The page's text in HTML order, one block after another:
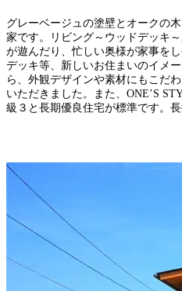
グレーベージュの塗壁とオークの
家です。リビング～ウッドデッキ
が遊んだり、忙しい奥様が家事を
デッキ等、新しいお住まいのイメ
ら、外観デザインや素材にもこだ
いただきました。また、ONE’S
級３と長期優良住宅が標準です。